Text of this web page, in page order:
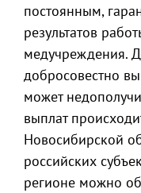
постоянным,
результатов
медучреждения.
добросовестно
может
выплат
Новосибирской
российских
регионе можно